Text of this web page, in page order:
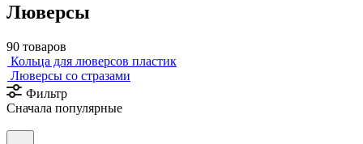
Люверсы
90 товаров
Кольца для люверсов пластик
Люверсы со стразами
Фильтр
Сначала популярные